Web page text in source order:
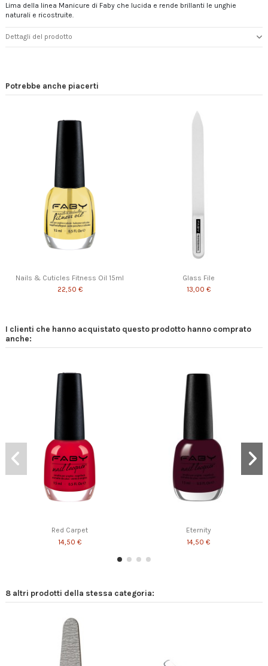
Lima della linea Manicure di Faby che lucida e rende brillanti le unghie
naturali e ricostruite.
Dettagli del prodotto
Potrebbe anche piacerti
Nails & Cuticles Fitness Oil 15ml
22,50 €
Glass File
13,00 €
I clienti che hanno acquistato questo prodotto hanno comprato
anche:
Red Carpet
14,50 €
Eternity
14,50 €
8 altri prodotti della stessa categoria: